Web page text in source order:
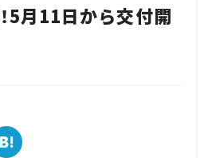
5月11日から交付開